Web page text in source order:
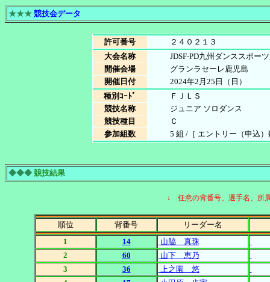
★★★ 競技会データ
許可番号
２４０２１３
大会名称
JDSF-PD九州ダンススポー
開催会場
グランラセーレ鹿児島
開催日付
2024年2月25日（日）
種別ｺｰﾄﾞ
ＦＪＬＳ
競技名称
ジュニア ソロダンス
競技種目
Ｃ
参加組数
5 組 /［ エントリー（申込）
◆◆◆ 競技結果
↓ 任意の背番号、選手名、所
順位 背番号
リーダー名
1
14
山脇 真珠
2
60
山下 恵乃
3
36
上之園 悠